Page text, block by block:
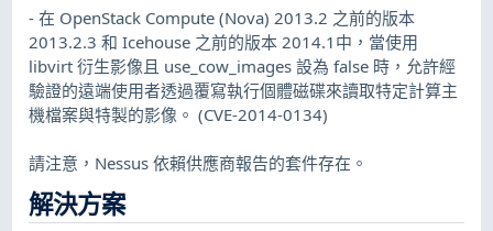
- 在 OpenStack Compute (Nova) 2013.2 之前的版本
2013.2.3 和 Icehouse 之前的版本 2014.1中，當使用
libvirt 衍生影像且 use_cow_images 設為 false 時，允許經
驗證的遠端使用者透過覆寫執行個體磁碟來讀取特定計算主
機檔案與特製的影像。 (CVE-2014-0134)
請注意，Nessus 依賴供應商報告的套件存在。
解決方案